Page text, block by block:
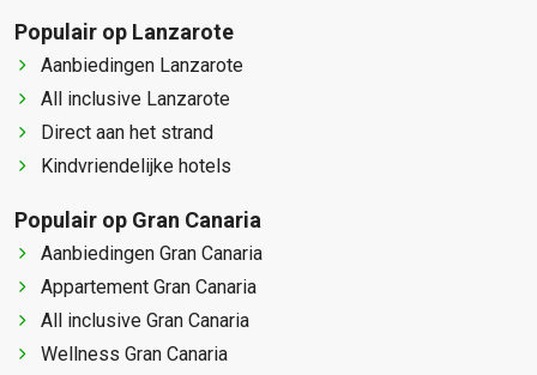
Populair op Lanzarote
Aanbiedingen Lanzarote
All inclusive Lanzarote
Direct aan het strand
Kindvriendelijke hotels
Populair op Gran Canaria
Aanbiedingen Gran Canaria
Appartement Gran Canaria
All inclusive Gran Canaria
Wellness Gran Canaria